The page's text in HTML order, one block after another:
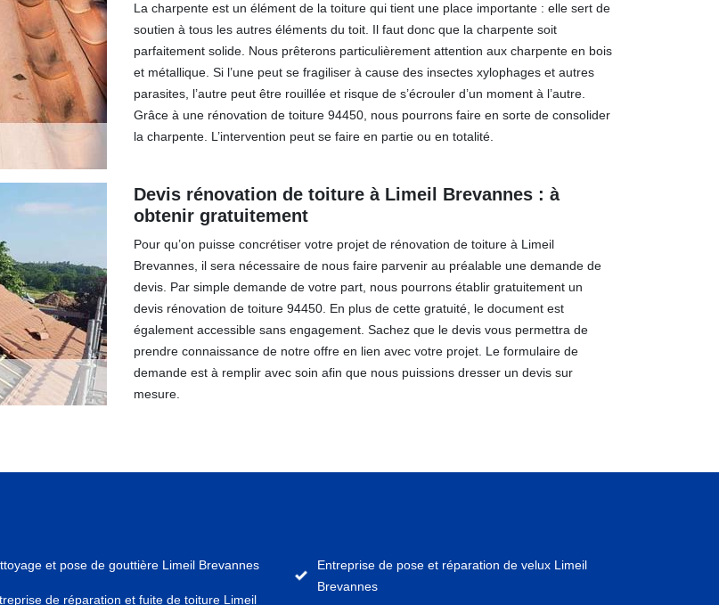
La charpente est un élément de la toiture qui tient une place importante : elle sert de
soutien à tous les autres éléments du toit. Il faut donc que la charpente soit
parfaitement solide. Nous prêterons particulièrement attention aux charpente en bois
et métallique. Si l’une peut se fragiliser à cause des insectes xylophages et autres
parasites, l’autre peut être rouillée et risque de s’écrouler d’un moment à l’autre.
Grâce à une rénovation de toiture 94450, nous pourrons faire en sorte de consolider
la charpente. L’intervention peut se faire en partie ou en totalité.
Devis rénovation de toiture à Limeil Brevannes : à
obtenir gratuitement
Pour qu’on puisse concrétiser votre projet de rénovation de toiture à Limeil
Brevannes, il sera nécessaire de nous faire parvenir au préalable une demande de
devis. Par simple demande de votre part, nous pourrons établir gratuitement un
devis rénovation de toiture 94450. En plus de cette gratuité, le document est
également accessible sans engagement. Sachez que le devis vous permettra de
prendre connaissance de notre offre en lien avec votre projet. Le formulaire de
demande est à remplir avec soin afin que nous puissions dresser un devis sur
mesure.
et pose de gouttière Limeil Brevannes
de réparation et fuite de toiture Limeil
Entreprise de pose et réparation de velux Limeil
Brevannes